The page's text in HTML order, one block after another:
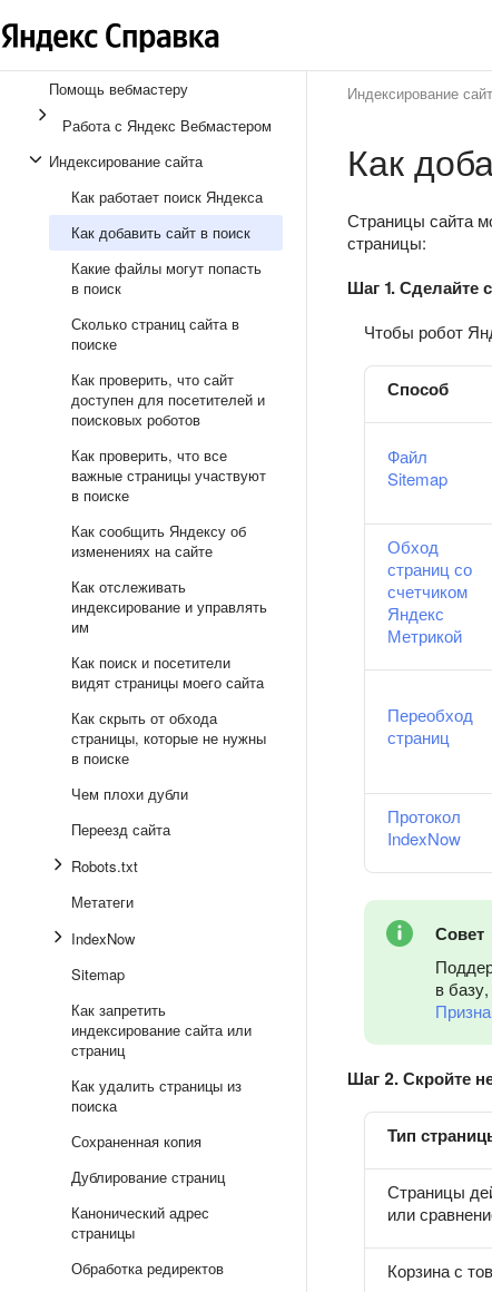
Помощь вебмастеру
Работа с Яндекс Вебмастером
Индексирование сайта
Как работает поиск Яндекса
Как добавить сайт в поиск
Какие файлы могут попасть
в поиск
Сколько страниц сайта в
поиске
Как проверить, что сайт
доступен для посетителей и
поисковых роботов
Как проверить, что все
важные страницы участвуют
в поиске
Как сообщить Яндексу об
изменениях на сайте
Как отслеживать
индексирование и управлять
им
Как поиск и посетители
видят страницы моего сайта
Как скрыть от обхода
страницы, которые не нужны
в поиске
Чем плохи дубли
Переезд сайта
Robots.txt
Метатеги
IndexNow
Sitemap
Как запретить
индексирование сайта или
страниц
Как удалить страницы из
поиска
Сохраненная копия
Дублирование страниц
Канонический адрес
страницы
Обработка редиректов
Индексирование
Как
Страницы сайта
страницы:
Шаг 1. Сделайте
Чтобы робот
Способ
Файл
Sitemap
Обход
страниц со
счетчиком
Яндекс
Метрикой
Переобход
страниц
Протокол
IndexNow
Совет
в
Шаг 2. Скройте
Тип
Страницы
или
Корзина с